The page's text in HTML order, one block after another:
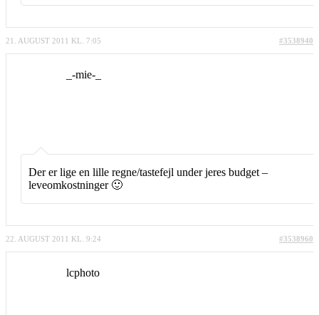
21. AUGUST 2011 KL. 7:05 #3538940
_-mie-_
Der er lige en lille regne/tastefejl under jeres budget –
leveomkostninger 🙂
22. AUGUST 2011 KL. 9:24 #3538960
lcphoto